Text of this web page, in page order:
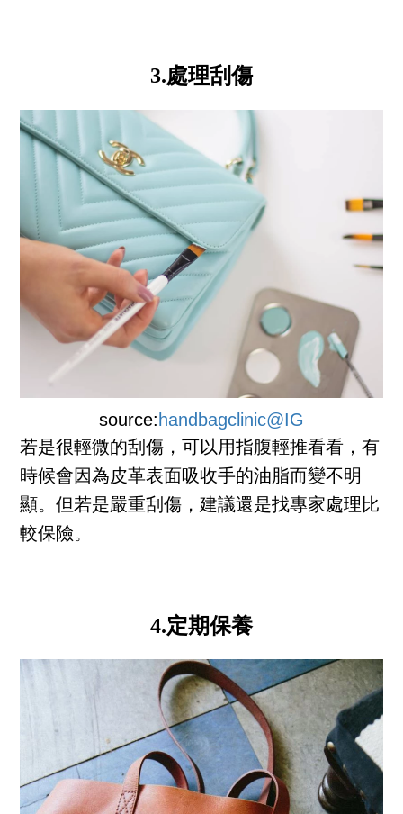
3.處理刮傷
source: handbagclinic@IG
若是很輕微的刮傷，可以用指腹輕推看看，有
時候會因為皮革表面吸收手的油脂而變不明
顯。但若是嚴重刮傷，建議還是找專家處理比
較保險。
4.定期保養